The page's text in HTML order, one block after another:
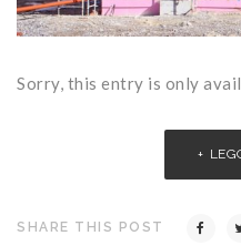
Sorry, this entry is only
SHARE THIS POST